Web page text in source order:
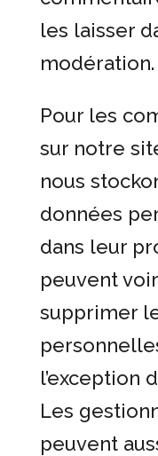
les laisser
modération.
Pour les
sur notre
nous
données
dans leur
peuvent
supprimer
l’exception
Les
peuvent